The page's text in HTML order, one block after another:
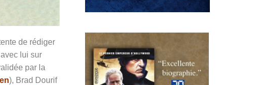
de rédiger
lui sur
par la
), Brad Dourif